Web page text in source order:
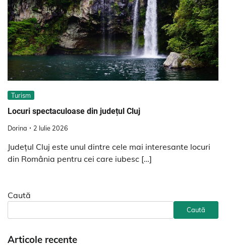
Turism
Locuri spectaculoase din județul Cluj
Dorina 2 Iulie 2026
Județul Cluj este unul dintre cele mai interesante locuri
din România pentru cei care iubesc […]
Caută
Caută
Articole recente